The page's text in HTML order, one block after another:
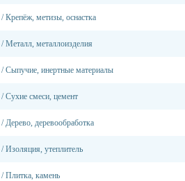
/Крепёж, метизы, оснастка
/Металл, металлоизделия
/Сыпучие, инертные материалы
/Сухие смеси, цемент
/Дерево, деревообработка
/Изоляция, утеплитель
/Плитка, камень